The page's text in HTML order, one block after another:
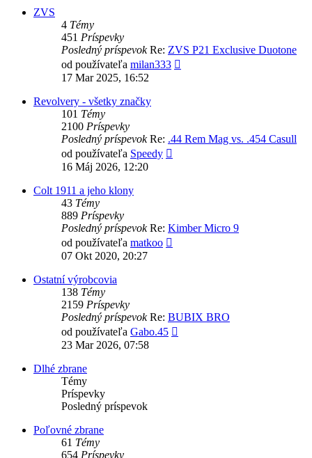
ZVS
4 Témy
451 Príspevky
Posledný príspevokRe: ZVS P21 Exclusive Duotone
od používateľa milan333
17 Mar 2025, 16:52
Revolvery - všetky značky
101 Témy
2100 Príspevky
Posledný príspevokRe: .44 Rem Mag vs. .454 Casull
od používateľa Speedy
16 Máj 2026, 12:20
Colt 1911 a jeho klony
43 Témy
889 Príspevky
Posledný príspevokRe: Kimber Micro 9
od používateľa matkoo
07 Okt 2020, 20:27
Ostatní výrobcovia
138 Témy
2159 Príspevky
Posledný príspevokRe: BUBIX BRO
od používateľa Gabo.45
23 Mar 2026, 07:58
Dlhé zbrane
Témy
Príspevky
Posledný príspevok
Poľovné zbrane
61 Témy
654 Príspevky